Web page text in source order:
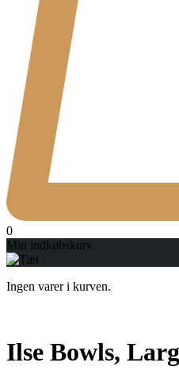
0
Min indkøbskurv
Ingen varer i kurven.
Ilse Bowls,